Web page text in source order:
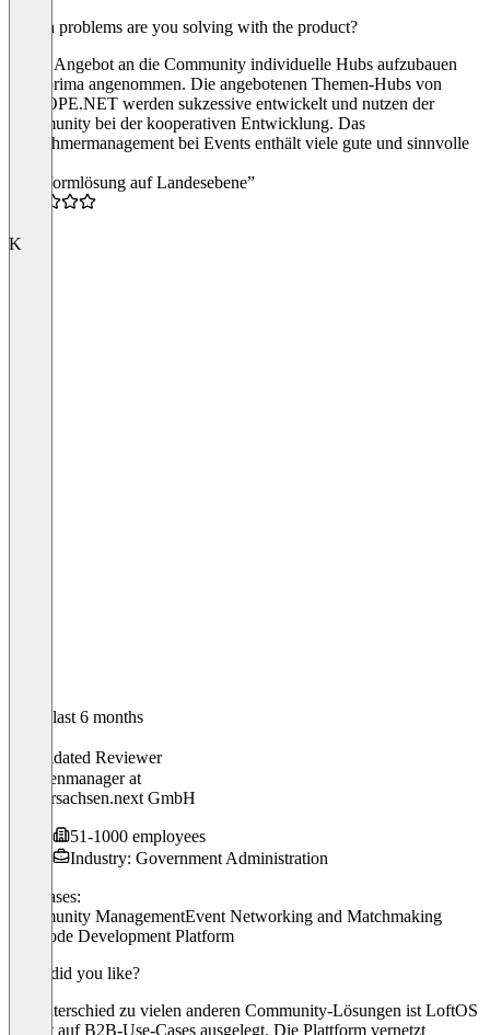
Which problems are you solving with the product?
Unser Angebot an die Community individuelle Hubs aufzubauen
wird prima angenommen. Die angebotenen Themen-Hubs von
SKOOPE.NET werden sukzessive entwickelt und nutzen der
Community bei der kooperativen Entwicklung. Das
Teilnehmermanagement bei Events enthält viele gute und sinnvolle
“Plattformlösung auf Landesebene”
K
In the last 6 months
Validated Reviewer
Themenmanagerat
Niedersachsen.next GmbH
51-1000 employees
Industry: Government Administration
Use cases:
Community ManagementEvent Networking and Matchmaking
No-Code Development Platform
What did you like?
Im Unterschied zu vielen anderen Community-Lösungen ist LoftOS
gezielt auf B2B-Use-Cases ausgelegt. Die Plattform vernetzt